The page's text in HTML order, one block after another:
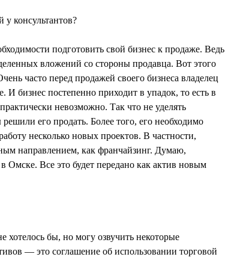
консультантов?
подготовить свой бизнес к продаже. Ведь
вложений со стороны продавца. Вот этого
часто перед продажей своего бизнеса владелец
И бизнес постепенно приходит в упадок, то есть в
невозможно. Так что не уделять
его продать. Более того, его необходимо
несколько новых проектов. В частности,
направлением, как франчайзинг. Думаю,
Омске. Все это будет передано как актив новым
бы, но могу озвучить некоторые
— это соглашение об использовании торговой